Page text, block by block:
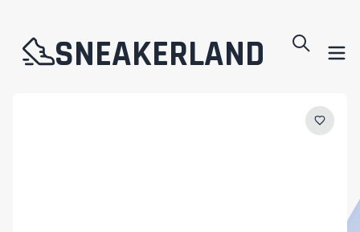
SNEAKERLAND